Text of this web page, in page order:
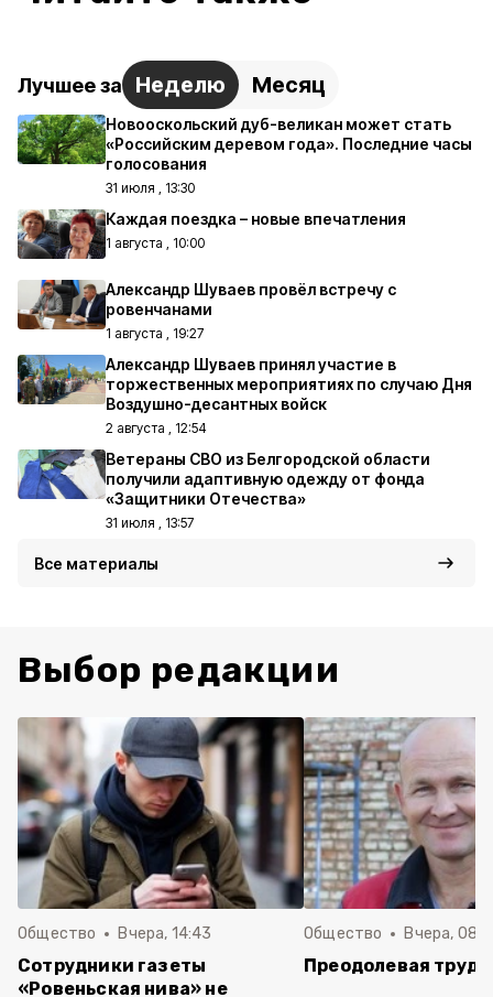
Лучшее за Неделю Месяц
Новооскольский дуб-великан может стать
«Российским деревом года». Последние часы
голосования
31 июля , 13:30
Каждая поездка – новые впечатления
1 августа , 10:00
Александр Шуваев провёл встречу с
ровенчанами
1 августа , 19:27
Александр Шуваев принял участие в
торжественных мероприятиях по случаю Дня
Воздушно-десантных войск
2 августа , 12:54
Ветераны СВО из Белгородской области
получили адаптивную одежду от фонда
«Защитники Отечества»
31 июля , 13:57
Все материалы
Выбор редакции
Общество Вчера, 14:43
Сотрудники газеты
«Ровеньская нива» не
Общество Вчера,
Преодолевая